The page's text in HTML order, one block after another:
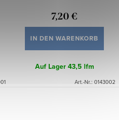
7,20 €
IN DEN WARENKORB
Auf Lager 43,5 lfm
Art.-Nr.: 0143002